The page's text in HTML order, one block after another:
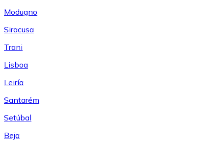
Modugno
Siracusa
Trani
Lisboa
Leiría
Santarém
Setúbal
Beja